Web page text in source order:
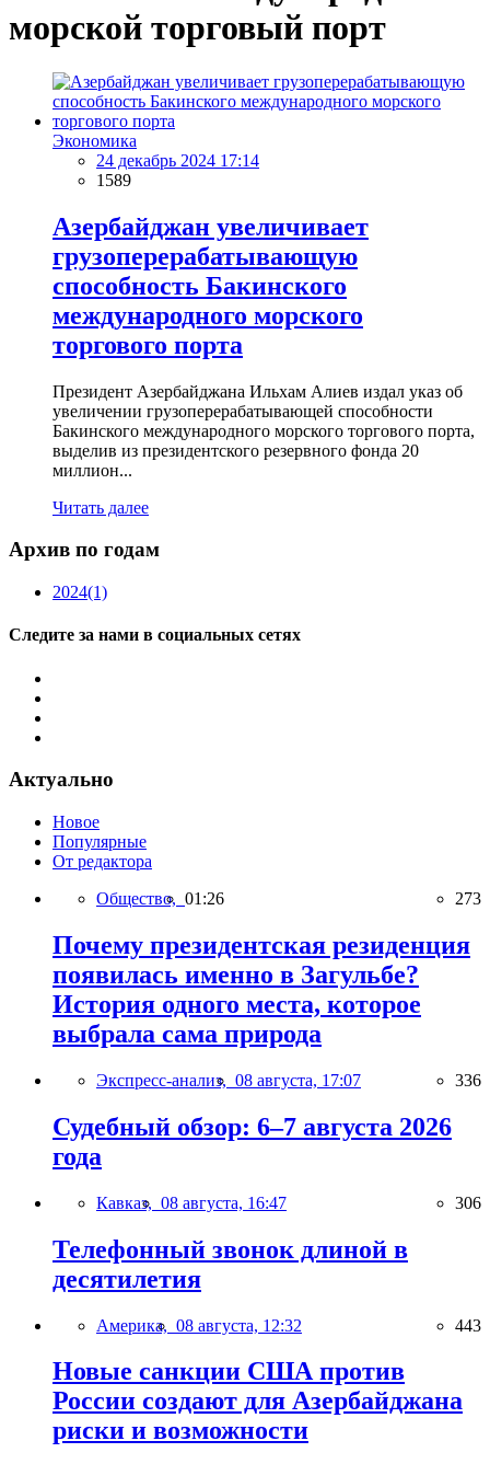
морской торговый порт
Экономика
24 декабрь 2024 17:14
1589
Азербайджан увеличивает
грузоперерабатывающую
способность Бакинского
международного морского
торгового порта
Президент Азербайджана Ильхам Алиев издал указ об
увеличении грузоперерабатывающей способности
Бакинского международного морского торгового порта,
выделив из президентского резервного фонда 20
миллион...
Читать далее
Архив по годам
2024(1)
Следите за нами в социальных сетях
Актуально
Новое
Популярные
От редактора
Общество, 01:26 273
Почему президентская резиденция
появилась именно в Загульбе?
История одного места, которое
выбрала сама природа
Экспресс-анализ, 08 августа, 17:07 336
Судебный обзор: 6–7 августа 2026
года
Кавказ, 08 августа, 16:47 306
Телефонный звонок длиной в
десятилетия
Америка, 08 августа, 12:32 443
Новые санкции США против
России создают для Азербайджана
риски и возможности